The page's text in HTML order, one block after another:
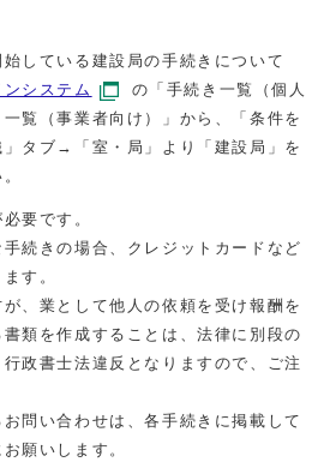
している建設局の手続きについて
システム
の「手続き一覧（個人
覧（事業者向け）」から、「条件を
タブ→「室・局」より「建設局」を
要です。
手続きの場合、クレジットカードなど
す。
が、業として他人の依頼を受け報酬を
類を作成することは、法律に別段の
政書士法違反となりますので、ご注
お問い合わせは、各手続きに掲載して
願いします。